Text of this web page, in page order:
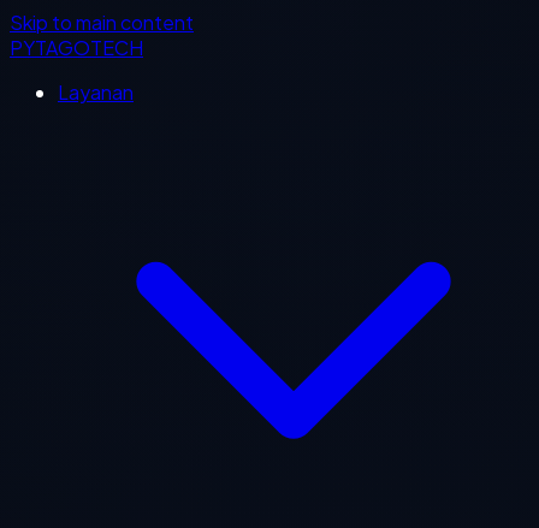
Skip to main content
PYTAGOTECH
Layanan